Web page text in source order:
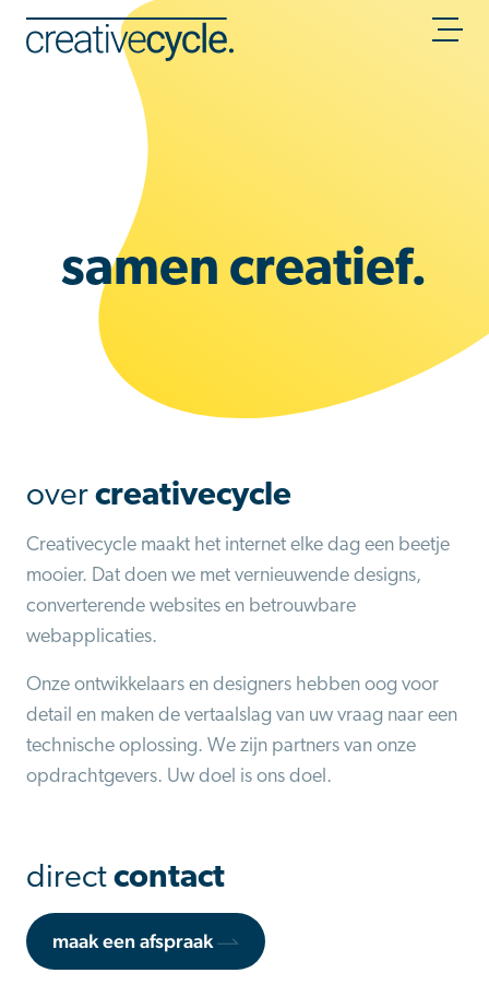
samen creatief.
overcreativecycle
Creativecycle maakt het internet elke dag een beetje
mooier. Dat doen we met vernieuwende designs,
converterende websites en betrouwbare
webapplicaties.
Onze ontwikkelaars en designers hebben oog voor
detail en maken de vertaalslag van uw vraag naar een
technische oplossing. We zijn partners van onze
opdrachtgevers. Uw doel is ons doel.
directcontact
maak een afspraak